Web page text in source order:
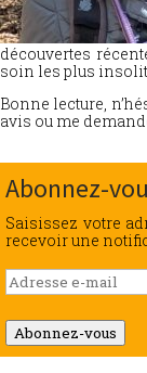
découvertes
soin les plus
Bonne lecture,
avis ou me
Abonnez-
Saisissez votre
recevoir une
Adresse
e-
mail
Abonnez-vous